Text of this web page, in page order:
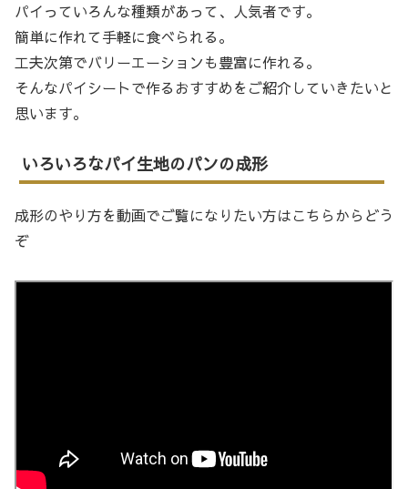
パイっていろんな種類があって、人気者です。
簡単に作れて手軽に食べられる。
工夫次第でバリーエーションも豊富に作れる。
そんなパイシートで作るおすすめをご紹介していきたいと
思います。
いろいろなパイ生地のパンの成形
成形のやり方を動画でご覧になりたい方はこちらからどう
ぞ